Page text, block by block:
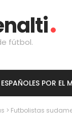
fútbol.
ESPAÑOLES POR EL
> Futbolistas